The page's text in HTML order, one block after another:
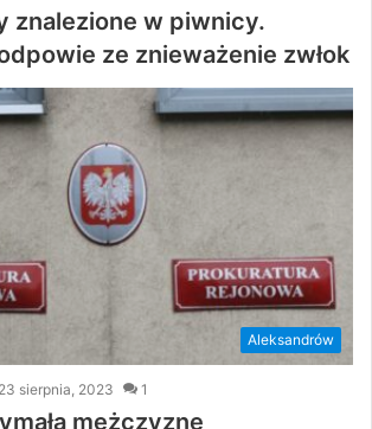
znalezione w piwnicy.
ze znieważenie zwłok
Aleksandrów
23 sierpnia, 2023 1
mężczyznę